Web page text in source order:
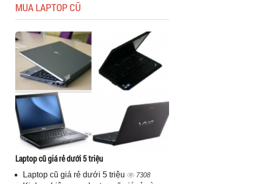
MUA LAPTOP CŨ
Laptop cũ giá rẻ dưới 5 triệu
Laptop cũ giá rẻ dưới 5 triệu 7308